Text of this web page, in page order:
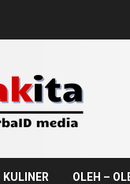
KULINER OLEH –